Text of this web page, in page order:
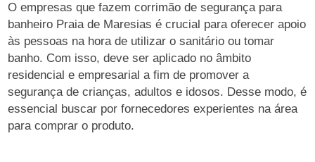
O empresas que fazem corrimão de segurança para
banheiro Praia de Maresias é crucial para oferecer apoio
às pessoas na hora de utilizar o sanitário ou tomar
banho. Com isso, deve ser aplicado no âmbito
residencial e empresarial a fim de promover a
segurança de crianças, adultos e idosos. Desse modo, é
essencial buscar por fornecedores experientes na área
para comprar o produto.